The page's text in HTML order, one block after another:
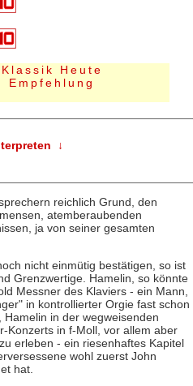
Klassik Heute
Empfehlung
↓
reichlich Grund, den
atemberaubenden
ja von seiner gesamten
nicht einmütig bestätigen, so ist
Grenzwertige. Hamelin, so könnte
Messner des Klaviers - ein Mann,
in kontrollierter Orgie fast schon
in der wegweisenden
Konzerts in f-Moll, vor allem aber
erleben - ein riesenhaftes Kapitel
wohl zuerst John
hat.